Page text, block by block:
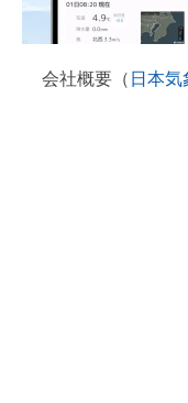
会社概要（ 日本気